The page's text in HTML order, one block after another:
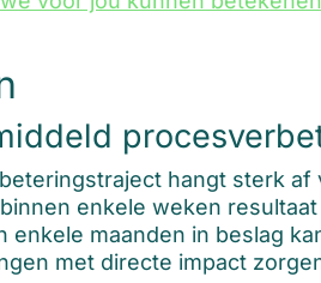
hangt sterk
enkele weken
maanden in beslag
met directe impact